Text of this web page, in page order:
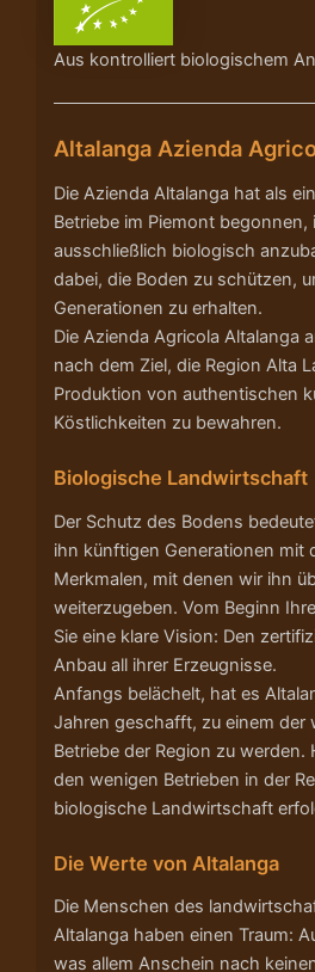
Aus kontrolliert biologischem
Altalanga Azienda
Die Azienda Altalanga hat als
Betriebe im Piemont begonnen,
ausschließlich biologisch
dabei, die Boden zu schützen,
Generationen zu erhalten.
Die Azienda Agricola Altalanga
nach dem Ziel, die Region Alta
Produktion von authentischen
Köstlichkeiten zu bewahren.
Biologische Landwirtschaft
Der Schutz des Bodens
ihn künftigen Generationen mit
Merkmalen, mit denen wir ihn
weiterzugeben. Vom Beginn
Sie eine klare Vision: Den
Anbau all ihrer Erzeugnisse.
Anfangs belächelt, hat es
Jahren geschafft, zu einem der
Betriebe der Region zu werden.
den wenigen Betrieben in der
biologische Landwirtschaft
Die Werte von Altalanga
Die Menschen des
Altalanga haben einen Traum:
was allem Anschein nach